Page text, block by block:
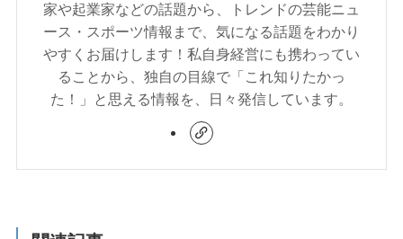
家や起業家などの話題から、トレンドの芸能ニュ
ース・スポーツ情報まで、気になる話題をわかり
やすくお届けします！私自身経営にも携わってい
ることから、独自の目線で「これ知りたかっ
た！」と思える情報を、日々発信しています。